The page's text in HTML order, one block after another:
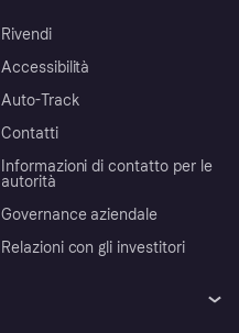
Rivendi
Accessibilità
Auto-Track
Contatti
Informazioni di contatto per le
autorità
Governance aziendale
Relazioni con gli investitori